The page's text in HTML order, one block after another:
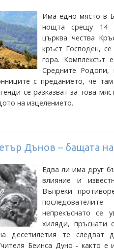
Има едно място в
нощта срещу 14
църква чества
кръст Господен,
гора. Комплексът
Средните Родопи,
с преданието, че
се разказват за това
на изцелението.
Дънов – бащата
Едва ли има друг
влияние и
Въпреки
непрекъснато се
хиляди, пръснати
десетилетия те следват
Беинса Дуно - както е